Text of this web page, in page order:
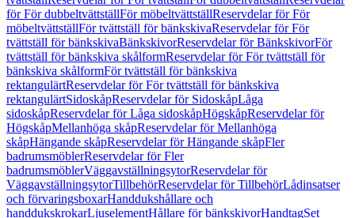
för För dubbeltvättställFör möbeltvättställReservdelar för För
möbeltvättställFör tvättställ för bänkskivaReservdelar för För
tvättställ för bänkskivaBänkskivorReservdelar för BänkskivorFör
tvättställ för bänkskiva skålformReservdelar för För tvättställ för
bänkskiva skålformFör tvättställ för bänkskiva
rektangulärtReservdelar för För tvättställ för bänkskiva
rektangulärtSidoskåpReservdelar för SidoskåpLåga
sidoskåpReservdelar för Låga sidoskåpHögskåpReservdelar för
HögskåpMellanhöga skåpReservdelar för Mellanhöga
skåpHängande skåpReservdelar för Hängande skåpFler
badrumsmöblerReservdelar för Fler
badrumsmöblerVäggavställningsytorReservdelar för
VäggavställningsytorTillbehörReservdelar för TillbehörLådinsatser
och förvaringsboxarHanddukshållare och
handdukskrokarLjuselementHållare för bänkskivorHandtagSet